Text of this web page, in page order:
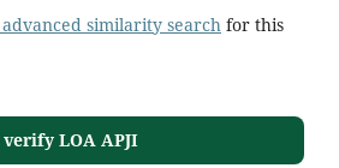
similarity searchfor this
verify LOA APJI